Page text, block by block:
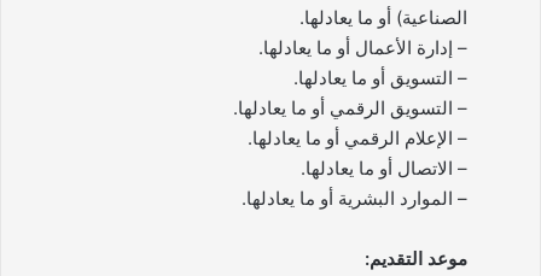
الصناعية) أو ما يعادلها.
– إدارة الأعمال أو ما يعادلها.
– التسويق أو ما يعادلها.
– التسويق الرقمي أو ما يعادلها.
– الإعلام الرقمي أو ما يعادلها.
– الاتصال أو ما يعادلها.
– الموارد البشرية أو ما يعادلها.
موعد التقديم: